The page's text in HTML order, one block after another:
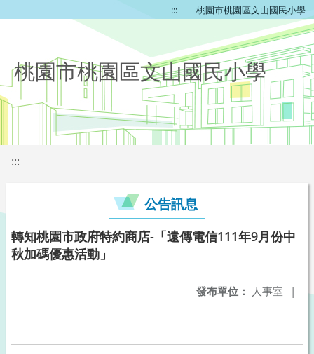
::: 桃園市桃園區文山國民小學
桃園市桃園區文山國民小學
:::
公告訊息
轉知桃園市政府特約商店-「遠傳電信111年9月份中
秋加碼優惠活動」
發布單位： 人事室 |